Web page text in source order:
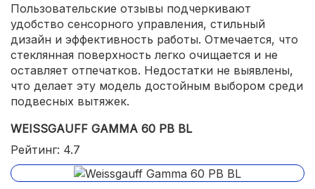
Пользовательские отзывы подчеркивают
удобство сенсорного управления, стильный
дизайн и эффективность работы. Отмечается, что
стеклянная поверхность легко очищается и не
оставляет отпечатков. Недостатки не выявлены,
что делает эту модель достойным выбором среди
подвесных вытяжек.
WEISSGAUFF GAMMA 60 PB BL
Рейтинг: 4.7